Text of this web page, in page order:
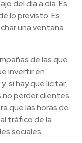
del día a día. Es
lo previsto. Es
una ventana
de las que
invertir en
si hay que licitar,
no perder clientes.
que las horas de
tráfico de la
sociales.